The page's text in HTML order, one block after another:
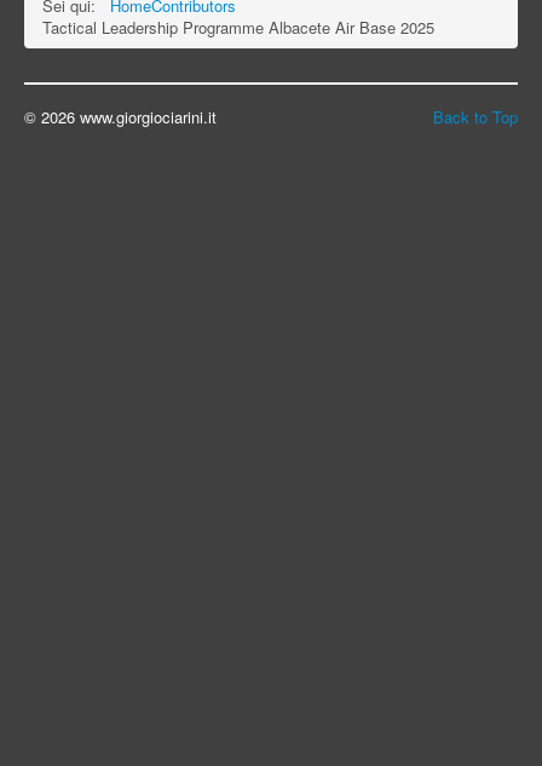
Sei qui: HomeContributors
Tactical Leadership Programme Albacete Air Base 2025
Back to Top
© 2026 www.giorgiociarini.it